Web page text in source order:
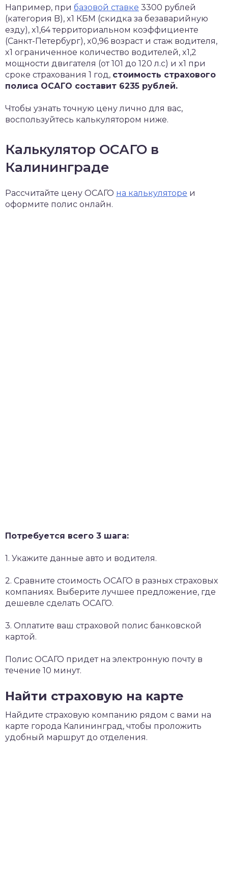
Например, при базовой ставке 3300 рублей
(категория B), x1 КБМ (скидка за безаварийную
езду), x1,64 территориальном коэффициенте
(Санкт-Петербург), x0,96 возраст и стаж водителя,
x1 ограниченное количество водителей, x1,2
мощности двигателя (от 101 до 120 л.с) и x1 при
сроке страхования 1 год, стоимость страхового
полиса ОСАГО составит 6235 рублей.
Чтобы узнать точную цену лично для вас,
воспользуйтесь калькулятором ниже.
Калькулятор ОСАГО в
Калининграде
Рассчитайте цену ОСАГО на калькуляторе и
оформите полис онлайн.
Потребуется всего 3 шага:
1. Укажите данные авто и водителя.
2. Сравните стоимость ОСАГО в разных страховых
компаниях. Выберите лучшее предложение, где
дешевле сделать ОСАГО.
3. Оплатите ваш страховой полис банковской
картой.
Полис ОСАГО придет на электронную почту в
течение 10 минут.
Найти страховую на карте
Найдите страховую компанию рядом с вами на
карте города Калининград, чтобы проложить
удобный маршрут до отделения.